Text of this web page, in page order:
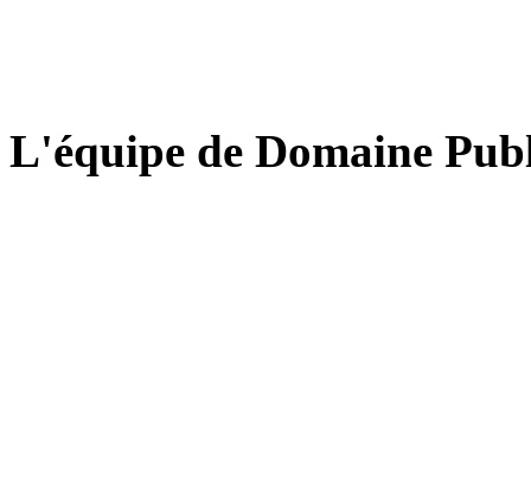
L'équipe de Domaine